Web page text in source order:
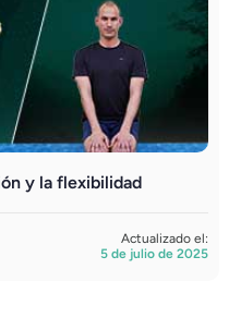
y la flexibilidad
Actualizado el:
5 de julio de 2025